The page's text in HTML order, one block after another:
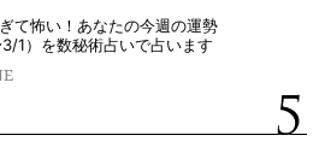
て怖い！あなたの今週の運勢
3/1）を数秘術占いで占います